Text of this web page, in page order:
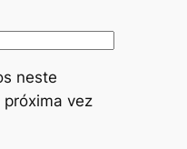
neste
vez